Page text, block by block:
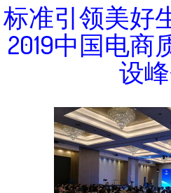
标准引领美好
2019中国电商
设